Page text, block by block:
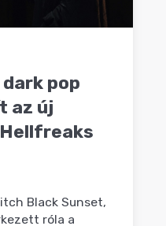
dark pop
az új
Black Sunset,
róla a